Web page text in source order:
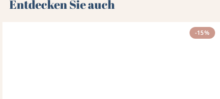
Entdecken Sie auch 🌻
-15%